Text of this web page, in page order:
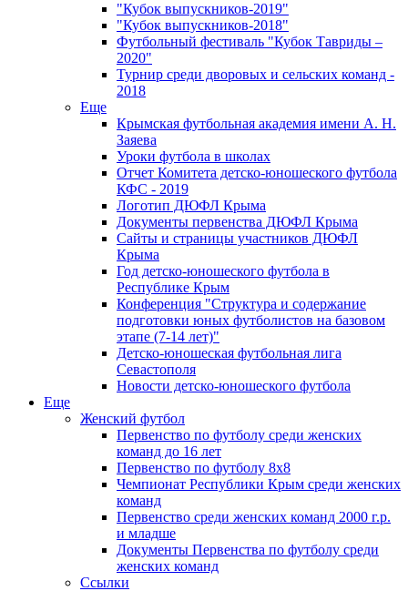
"Кубок выпускников-2019"
"Кубок выпускников-2018"
Футбольный фестиваль "Кубок Тавриды –
2020"
Турнир среди дворовых и сельских команд -
2018
Еще
Крымская футбольная академия имени А. Н.
Заяева
Уроки футбола в школах
Отчет Комитета детско-юношеского футбола
КФС - 2019
Логотип ДЮФЛ Крыма
Документы первенства ДЮФЛ Крыма
Сайты и страницы участников ДЮФЛ
Крыма
Год детско-юношеского футбола в
Республике Крым
Конференция "Структура и содержание
подготовки юных футболистов на базовом
этапе (7-14 лет)"
Детско-юношеская футбольная лига
Севастополя
Новости детско-юношеского футбола
Еще
Женский футбол
Первенство по футболу среди женских
команд до 16 лет
Первенство по футболу 8х8
Чемпионат Республики Крым среди женских
команд
Первенство среди женских команд 2000 г.р.
и младше
Документы Первенства по футболу среди
женских команд
Ссылки